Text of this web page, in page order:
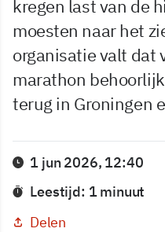
kregen last van de
moesten naar het
organisatie valt dat
marathon
terug in Groningen
1 jun 2026, 12:40
Leestijd: 1 minuut
Delen